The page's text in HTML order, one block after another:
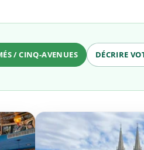
/ CINQ-AVENUES DÉCRIRE